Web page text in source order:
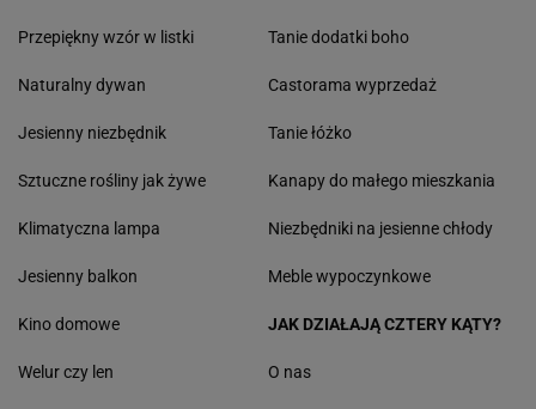
Przepiękny wzór w listki
Naturalny dywan
Jesienny niezbędnik
Sztuczne rośliny jak żywe
Klimatyczna lampa
Jesienny balkon
Tanie dodatki boho
Castorama wyprzedaż
Tanie łóżko
Kanapy do małego mieszkania
Niezbędniki na jesienne chłody
Meble wypoczynkowe
Kino domowe
Welur czy len
JAK DZIAŁAJĄ CZTERY KĄTY?
O nas